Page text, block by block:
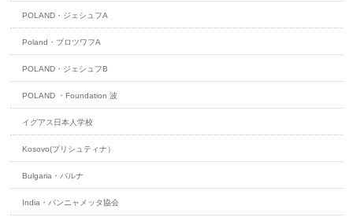
POLAND・ジェシュフA
Poland・ブロツワフA
POLAND・ジェシュフB
POLAND ・Foundation 波
イグアス日本人学校
Kosovo(プリシュティナ）
Bulgaria・バルナ
India・パンニャメッタ協会